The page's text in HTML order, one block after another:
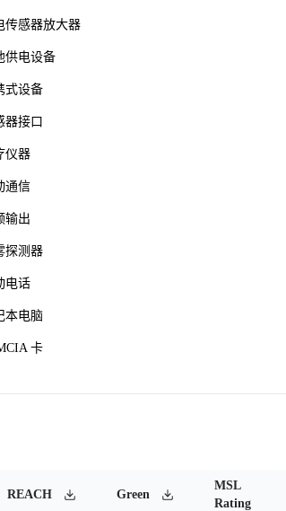
传感器放大器
供电设备
式设备
器接口
仪器
通信
输出
探测器
电话
本电脑
卡
REACH Green
MSL
Rating